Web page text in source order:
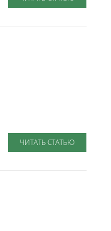
ЧИТАТЬ СТАТЬЮ